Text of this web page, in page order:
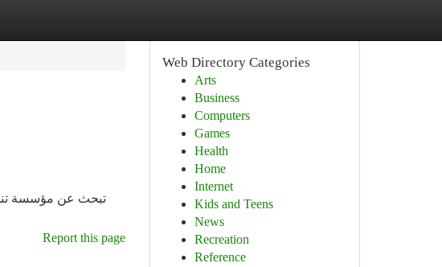
تبحث عن مؤسسة
Report this page
Web Directory Categories
Arts
Business
Computers
Games
Health
Home
Internet
Kids and Teens
News
Recreation
Reference